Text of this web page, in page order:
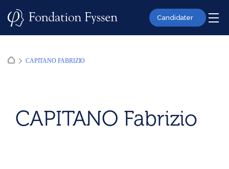
Candidater
CAPITANO FABRIZIO
CAPITANO Fabrizio